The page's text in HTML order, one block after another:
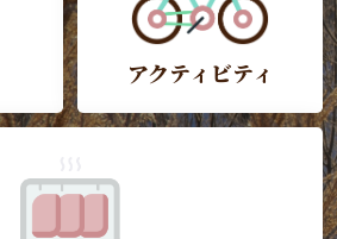
アクティビティ